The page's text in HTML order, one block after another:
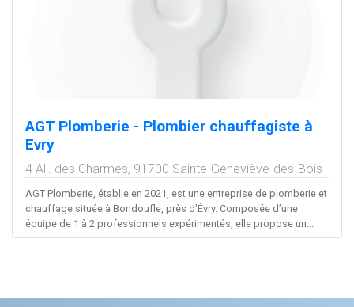
AGT Plomberie - Plombier chauffagiste à
Evry
4 All. des Charmes, 91700 Sainte-Geneviève-des-Bois
AGT Plomberie, établie en 2021, est une entreprise de plomberie et
chauffage située à Bondoufle, près d’Évry. Composée d’une
équipe de 1 à 2 professionnels expérimentés, elle propose un...